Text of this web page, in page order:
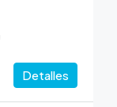
Detalles